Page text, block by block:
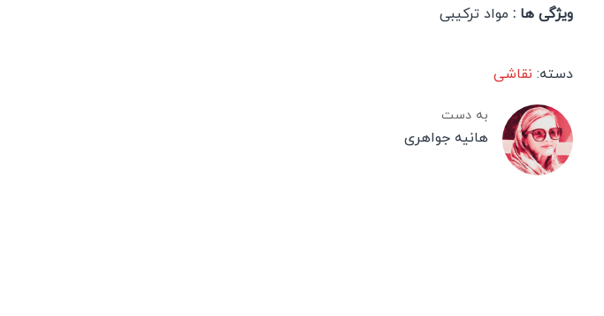
ویژگی ها : مواد ترکیبی
دسته: نقاشی
به دست
هانیه جواهری